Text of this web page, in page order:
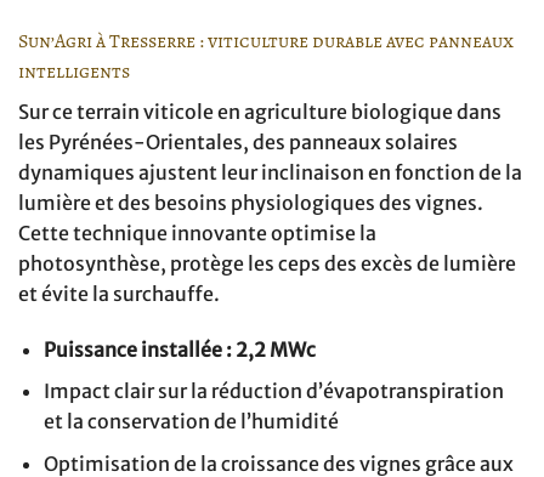
Sun’Agri à Tresserre : viticulture durable avec panneaux
intelligents
Sur ce terrain viticole en agriculture biologique dans
les Pyrénées-Orientales, des panneaux solaires
dynamiques ajustent leur inclinaison en fonction de la
lumière et des besoins physiologiques des vignes.
Cette technique innovante optimise la
photosynthèse, protège les ceps des excès de lumière
et évite la surchauffe.
Puissance installée : 2,2 MWc
Impact clair sur la réduction d’évapotranspiration
et la conservation de l’humidité
Optimisation de la croissance des vignes grâce aux